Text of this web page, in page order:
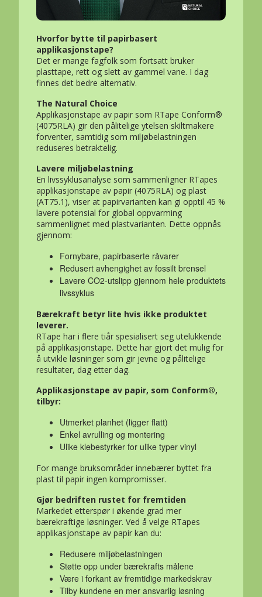
Hvorfor bytte til papirbasert
applikasjonstape?
Det er mange fagfolk som fortsatt bruker
plasttape, rett og slett av gammel vane. I dag
finnes det bedre alternativ.
The Natural Choice
Applikasjonstape av papir som RTape Conform®
(4075RLA) gir den pålitelige ytelsen skiltmakere
forventer, samtidig som miljøbelastningen
reduseres betraktelig.
Lavere miljøbelastning
En livssyklusanalyse som sammenligner RTapes
applikasjonstape av papir (4075RLA) og plast
(AT75.1), viser at papirvarianten kan gi opptil 45 %
lavere potensial for global oppvarming
sammenlignet med plastvarianten. Dette oppnås
gjennom:
Fornybare, papirbaserte råvarer
Redusert avhengighet av fossilt brensel
Lavere CO2-utslipp gjennom hele produktets
livssyklus
Bærekraft betyr lite hvis ikke produktet
leverer.
RTape har i flere tiår spesialisert seg utelukkende
på applikasjonstape. Dette har gjort det mulig for
å utvikle løsninger som gir jevne og pålitelige
resultater, dag etter dag.
Applikasjonstape av papir, som Conform®,
tilbyr:
Utmerket planhet (ligger flatt)
Enkel avrulling og montering
Ulike klebestyrker for ulike typer vinyl
For mange bruksområder innebærer byttet fra
plast til papir ingen kompromisser.
Gjør bedriften rustet for fremtiden
Markedet etterspør i økende grad mer
bærekraftige løsninger. Ved å velge RTapes
applikasjonstape av papir kan du:
Redusere miljøbelastningen
Støtte opp under bærekrafts målene
Være i forkant av fremtidige markedskrav
Tilby kundene en mer ansvarlig løsning